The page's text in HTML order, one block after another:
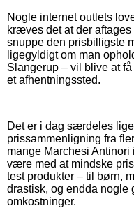
Nogle internet outlets
kræves det at der
snuppe den prisbilligste
ligegyldigt om man
Slangerup – vil blive at
et afhentningssted.
Det er i dag særdeles
prissammenligning fra
mange Marchesi
være med at mindske
test produkter – til børn,
drastisk, og endda
omkostninger.